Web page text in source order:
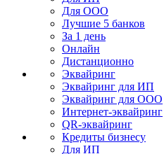
Для ООО
Лучшие 5 банков
За 1 день
Онлайн
Дистанционно
Эквайринг
Эквайринг для ИП
Эквайринг для ООО
Интернет-эквайринг
QR-эквайринг
Кредиты бизнесу
Для ИП